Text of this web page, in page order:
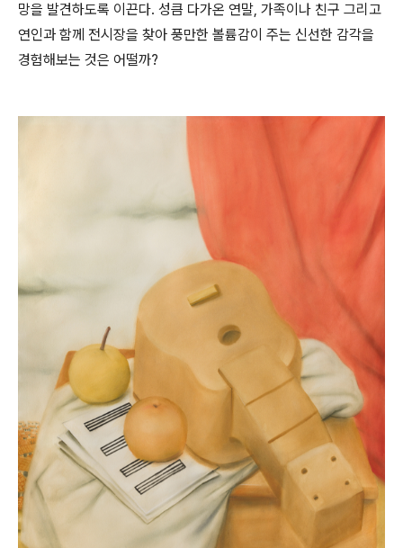
망을 발견하도록 이끈다. 성큼 다가온 연말, 가족이나 친구 그리고
연인과 함께 전시장을 찾아 풍만한 볼륨감이 주는 신선한 감각을
경험해보는 것은 어떨까?